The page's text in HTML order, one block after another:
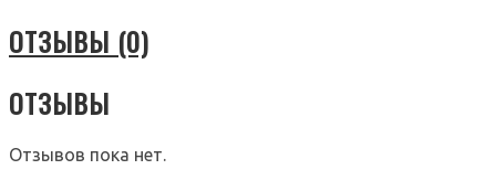
ОТЗЫВЫ (0)
ОТЗЫВЫ
Отзывов пока нет.